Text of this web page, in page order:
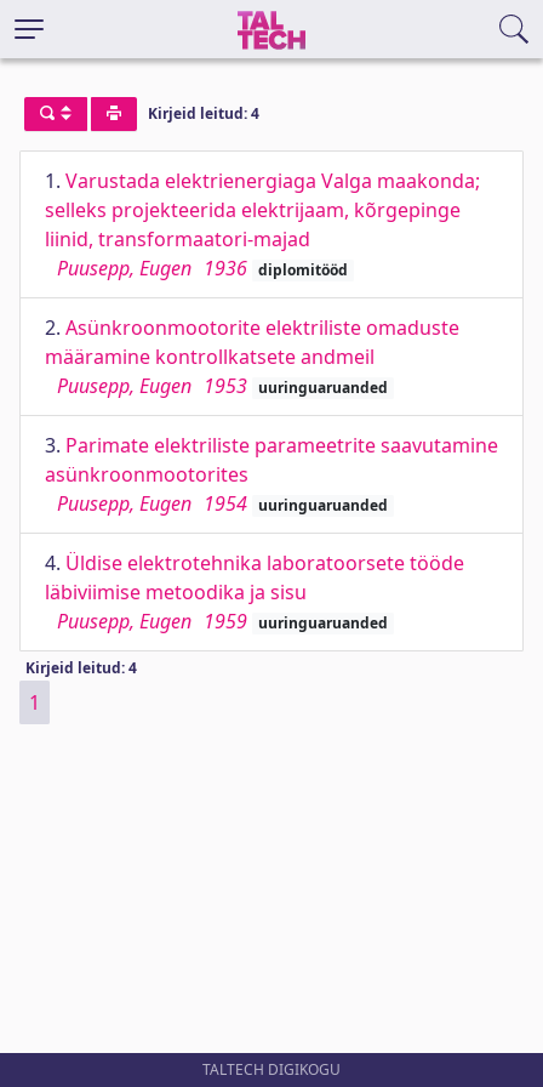
Kirjeid leitud: 4
1. Varustada elektrienergiaga Valga maakonda;
selleks projekteerida elektrijaam, kõrgepinge
liinid, transformaatori-majad
Puusepp, Eugen 1936 diplomitööd
2. Asünkroonmootorite elektriliste omaduste
määramine kontrollkatsete andmeil
Puusepp, Eugen 1953 uuringuaruanded
3. Parimate elektriliste parameetrite saavutamine
asünkroonmootorites
Puusepp, Eugen 1954 uuringuaruanded
4. Üldise elektrotehnika laboratoorsete tööde
läbiviimise metoodika ja sisu
Puusepp, Eugen 1959 uuringuaruanded
Kirjeid leitud: 4
1
TALTECH DIGIKOGU